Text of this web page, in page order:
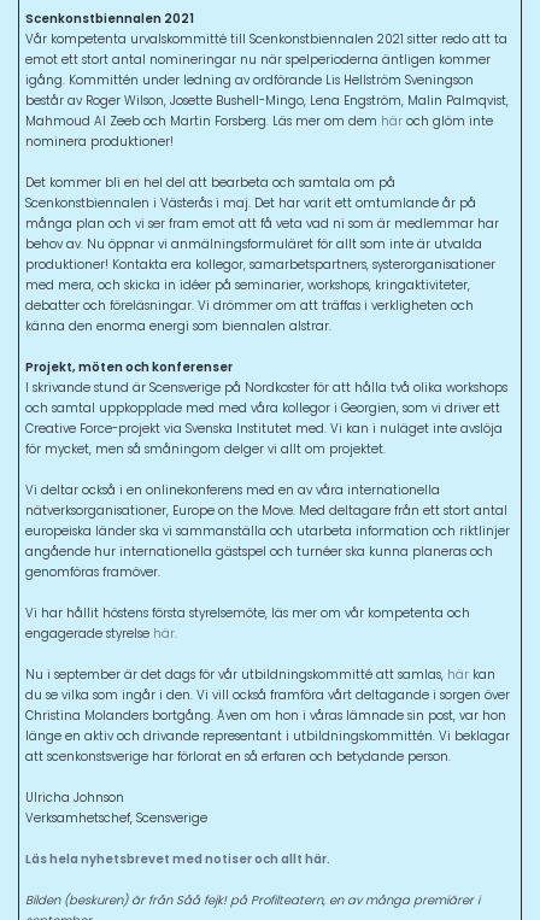
Scenkonstbiennalen 2021
Vår kompetenta urvalskommitté till Scenkonstbiennalen 2021 sitter redo att ta
emot ett stort antal nomineringar nu när spelperioderna äntligen kommer
igång. Kommittén under ledning av ordförande Lis Hellström Sveningson
består av Roger Wilson, Josette Bushell-Mingo, Lena Engström, Malin Palmqvist,
Mahmoud Al Zeeb och Martin Forsberg. Läs mer om dem här och glöm inte
nominera produktioner!
Det kommer bli en hel del att bearbeta och samtala om på
Scenkonstbiennalen i Västerås i maj. Det har varit ett omtumlande år på
många plan och vi ser fram emot att få veta vad ni som är medlemmar har
behov av. Nu öppnar vi anmälningsformuläret för allt som inte är utvalda
produktioner! Kontakta era kollegor, samarbetspartners, systerorganisationer
med mera, och skicka in idéer på seminarier, workshops, kringaktiviteter,
debatter och föreläsningar. Vi drömmer om att träffas i verkligheten och
känna den enorma energi som biennalen alstrar.
Projekt, möten och konferenser
I skrivande stund är Scensverige på Nordkoster för att hålla två olika workshops
och samtal uppkopplade med med våra kollegor i Georgien, som vi driver ett
Creative Force-projekt via Svenska Institutet med. Vi kan i nuläget inte avslöja
för mycket, men så småningom delger vi allt om projektet.
Vi deltar också i en onlinekonferens med en av våra internationella
nätverksorganisationer, Europe on the Move. Med deltagare från ett stort antal
europeiska länder ska vi sammanställa och utarbeta information och riktlinjer
angående hur internationella gästspel och turnéer ska kunna planeras och
genomföras framöver.
Vi har hållit höstens första styrelsemöte, läs mer om vår kompetenta och
engagerade styrelse här.
Nu i september är det dags för vår utbildningskommitté att samlas, här kan
du se vilka som ingår i den. Vi vill också framföra vårt deltagande i sorgen över
Christina Molanders bortgång. Även om hon i våras lämnade sin post, var hon
länge en aktiv och drivande representant i utbildningskommittén. Vi beklagar
att scenkonstsverige har förlorat en så erfaren och betydande person.
Ulricha Johnson
Verksamhetschef, Scensverige
Läs hela nyhetsbrevet med notiser och allt här.
Bilden (beskuren) är från Såå fejk! på Profilteatern, en av många premiärer i